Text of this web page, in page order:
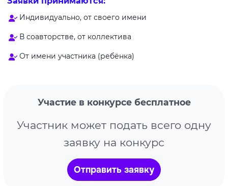
Индивидуально, от своего имени
В соавторстве, от коллектива
От имени участника (ребёнка)
Участие в конкурсе бесплатное
Участник может подать всего одну
заявку на конкурс
Отправить заявку